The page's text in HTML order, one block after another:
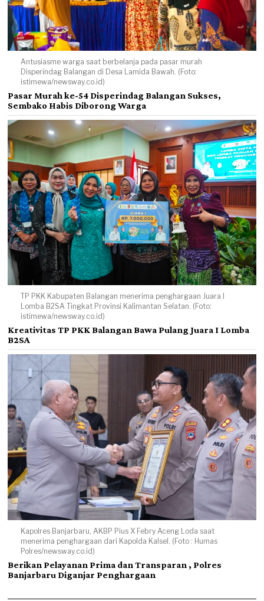
Antusiasme warga saat berbelanja pada pasar murah
Disperindag Balangan di Desa Lamida Bawah. (Foto:
istimewa/newsway.co.id)
Pasar Murah ke-54 Disperindag Balangan Sukses,
Sembako Habis Diborong Warga
TP PKK Kabupaten Balangan menerima penghargaan Juara I
Lomba B2SA Tingkat Provinsi Kalimantan Selatan. (Foto:
istimewa/newsway.co.id)
Kreativitas TP PKK Balangan Bawa Pulang Juara I Lomba
B2SA
Kapolres Banjarbaru, AKBP Pius X Febry Aceng Loda saat
menerima penghargaan dari Kapolda Kalsel. (Foto : Humas
Polres/newsway.co.id)
Berikan Pelayanan Prima dan Transparan , Polres
Banjarbaru Diganjar Penghargaan